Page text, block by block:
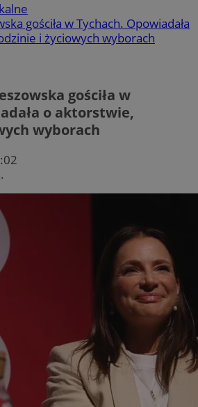
gościła w Tychach. Opowiadała
i życiowych wyborach
gościła w
o aktorstwie,
wyborach